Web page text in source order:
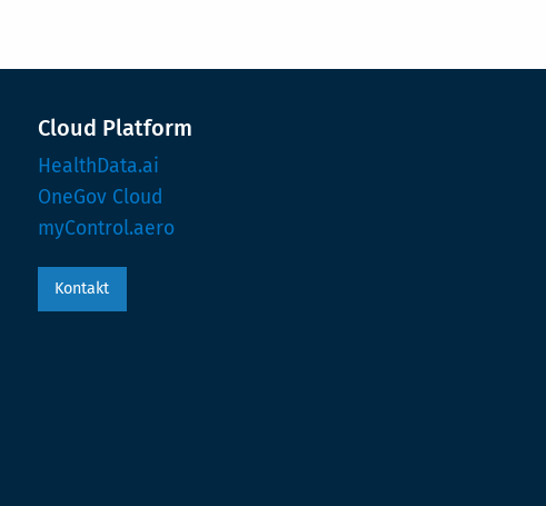
Cloud Platform
HealthData.ai
OneGov Cloud
myControl.aero
Kontakt